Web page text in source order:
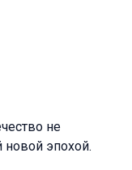
не
новой эпохой.